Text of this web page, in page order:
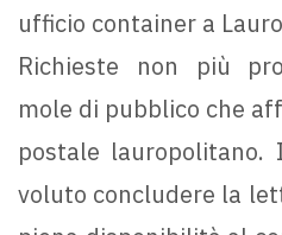
ufficio container a
Richieste non più
mole di pubblico che
postale
voluto concludere la